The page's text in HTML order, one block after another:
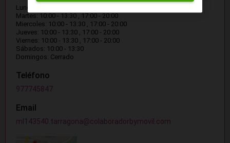
Lunes: 10:00 - 13:30 , 17:00 - 20:00
Martes: 10:00 - 13:30 , 17:00 - 20:00
Miercoles: 10:00 - 13:30 , 17:00 - 20:00
Jueves: 10:00 - 13:30 , 17:00 - 20:00
Viernes: 10:00 - 13:30 , 17:00 - 20:00
Sábados: 10:00 - 13:30
Domingos: Cerrado
Teléfono
977745847
Email
ml143540.tarragona@colaboradorbymovil.com